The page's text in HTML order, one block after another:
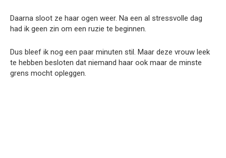
Daarna sloot ze haar ogen weer. Na een al stressvolle dag
had ik geen zin om een ruzie te beginnen.
Dus bleef ik nog een paar minuten stil. Maar deze vrouw leek
te hebben besloten dat niemand haar ook maar de minste
grens mocht opleggen.